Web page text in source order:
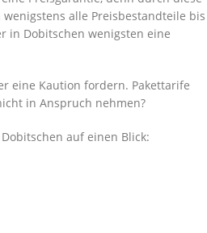
alle Preisbestandteile bis
in Dobitschen wenigsten eine
eine Kaution fordern. Pakettarife
in Anspruch nehmen?
auf einen Blick: